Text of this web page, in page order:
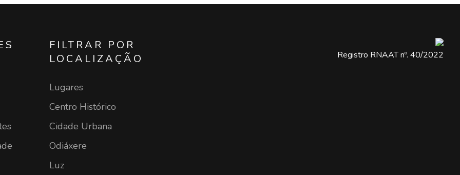
FILTRAR POR
LOCALIZAÇÃO
Lugares
Centro Histórico
Cidade Urbana
Odiáxere
Luz
Registro RNAAT nº. 40/2022